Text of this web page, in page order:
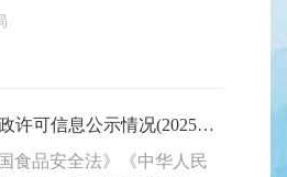
第十四师昆玉市行政许可信息公示情况(2025年11月第3期)
食品安全法》《中华人民